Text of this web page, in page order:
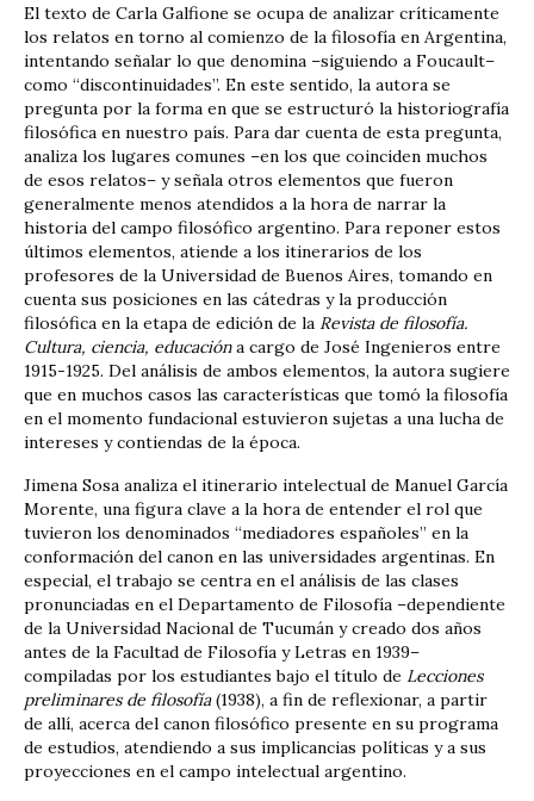
El texto de Carla Galfione se ocupa de analizar críticamente
los relatos en torno al comienzo de la filosofía en Argentina,
intentando señalar lo que denomina –siguiendo a Foucault–
como “discontinuidades”. En este sentido, la autora se
pregunta por la forma en que se estructuró la historiografía
filosófica en nuestro país. Para dar cuenta de esta pregunta,
analiza los lugares comunes –en los que coinciden muchos
de esos relatos– y señala otros elementos que fueron
generalmente menos atendidos a la hora de narrar la
historia del campo filosófico argentino. Para reponer estos
últimos elementos, atiende a los itinerarios de los
profesores de la Universidad de Buenos Aires, tomando en
cuenta sus posiciones en las cátedras y la producción
filosófica en la etapa de edición de la Revista de filosofía.
Cultura, ciencia, educacióna cargo de José Ingenieros entre
1915-1925. Del análisis de ambos elementos, la autora sugiere
que en muchos casos las características que tomó la filosofía
en el momento fundacional estuvieron sujetas a una lucha de
intereses y contiendas de la época.
Jimena Sosa analiza el itinerario intelectual de Manuel García
Morente, una figura clave a la hora de entender el rol que
tuvieron los denominados “mediadores españoles” en la
conformación del canon en las universidades argentinas. En
especial, el trabajo se centra en el análisis de las clases
pronunciadas en el Departamento de Filosofía –dependiente
de la Universidad Nacional de Tucumán y creado dos años
antes de la Facultad de Filosofía y Letras en 1939–
compiladas por los estudiantes bajo el título de Lecciones
preliminares de filosofía(1938), a fin de reflexionar, a partir
de allí, acerca del canon filosófico presente en su programa
de estudios, atendiendo a sus implicancias políticas y a sus
proyecciones en el campo intelectual argentino.